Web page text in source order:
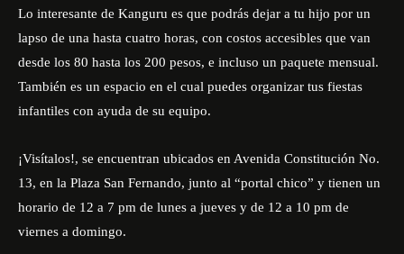
Lo interesante de Kanguru es que podrás dejar a tu hijo por un
lapso de una hasta cuatro horas, con costos accesibles que van
desde los 80 hasta los 200 pesos, e incluso un paquete mensual.
También es un espacio en el cual puedes organizar tus fiestas
infantiles con ayuda de su equipo.
¡Visítalos!, se encuentran ubicados en Avenida Constitución No.
13, en la Plaza San Fernando, junto al “portal chico” y tienen un
horario de 12 a 7 pm de lunes a jueves y de 12 a 10 pm de
viernes a domingo.